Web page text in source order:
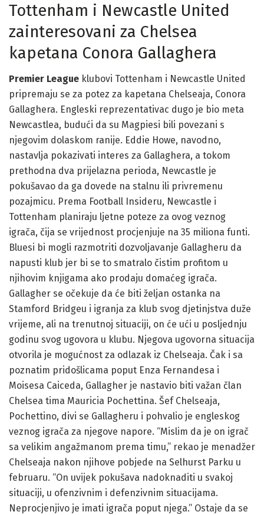
Tottenham i Newcastle United
zainteresovani za Chelsea
kapetana Conora Gallaghera
Premier League klubovi Tottenham i Newcastle United
pripremaju se za potez za kapetana Chelseaja, Conora
Gallaghera. Engleski reprezentativac dugo je bio meta
Newcastlea, budući da su Magpiesi bili povezani s
njegovim dolaskom ranije. Eddie Howe, navodno,
nastavlja pokazivati interes za Gallaghera, a tokom
prethodna dva prijelazna perioda, Newcastle je
pokušavao da ga dovede na stalnu ili privremenu
pozajmicu. Prema Football Insideru, Newcastle i
Tottenham planiraju ljetne poteze za ovog veznog
igrača, čija se vrijednost procjenjuje na 35 miliona funti.
Bluesi bi mogli razmotriti dozvoljavanje Gallagheru da
napusti klub jer bi se to smatralo čistim profitom u
njihovim knjigama ako prodaju domaćeg igrača.
Gallagher se očekuje da će biti željan ostanka na
Stamford Bridgeu i igranja za klub svog djetinjstva duže
vrijeme, ali na trenutnoj situaciji, on će ući u posljednju
godinu svog ugovora u klubu. Njegova ugovorna situacija
otvorila je mogućnost za odlazak iz Chelseaja. Čak i sa
poznatim pridošlicama poput Enza Fernandesa i
Moisesa Caiceda, Gallagher je nastavio biti važan član
Chelsea tima Mauricia Pochettina. Šef Chelseaja,
Pochettino, divi se Gallagheru i pohvalio je engleskog
veznog igrača za njegove napore. “Mislim da je on igrač
sa velikim angažmanom prema timu,” rekao je menadžer
Chelseaja nakon njihove pobjede na Selhurst Parku u
februaru. “On uvijek pokušava nadoknaditi u svakoj
situaciji, u ofenzivnim i defenzivnim situacijama.
Neprocjenjivo je imati igrača poput njega.” Ostaje da se